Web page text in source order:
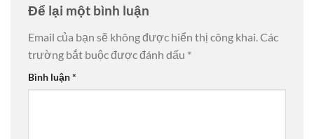
Để lại một bình luận
Email của bạn sẽ không được hiển thị công khai.Các
trường bắt buộc được đánh dấu *
Bình luận*